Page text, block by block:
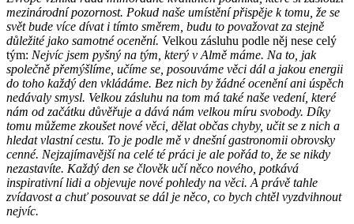
mezinárodní pozornost. Pokud naše umístění přispěje k tomu, že se
svět bude více dívat i tímto směrem, budu to považovat za stejně
důležité jako samotné ocenění. Velkou zásluhu podle něj nese celý
tým: Nejvíc jsem pyšný na tým, který v Almě máme. Na to, jak
společně přemýšlíme, učíme se, posouváme věci dál a jakou energii
do toho každý den vkládáme. Bez nich by žádné ocenění ani úspěch
nedávaly smysl. Velkou zásluhu na tom má také naše vedení, které
nám od začátku důvěřuje a dává nám velkou míru svobody. Díky
tomu můžeme zkoušet nové věci, dělat občas chyby, učit se z nich a
hledat vlastní cestu. To je podle mě v dnešní gastronomii obrovsky
cenné. Nejzajímavější na celé té práci je ale pořád to, že se nikdy
nezastavíte. Každý den se člověk učí něco nového, potkává
inspirativní lidi a objevuje nové pohledy na věci. A právě tahle
zvídavost a chuť posouvat se dál je něco, co bych chtěl vyzdvihnout
nejvíc.